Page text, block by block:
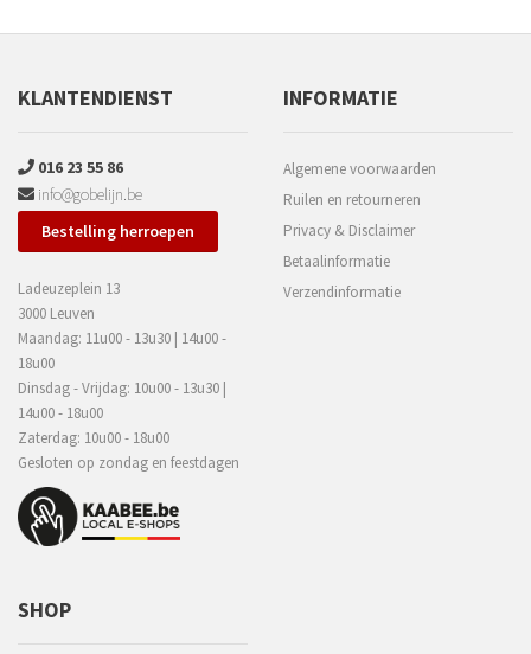
KLANTENDIENST
016 23 55 86
info@gobelijn.be
Bestelling herroepen
Ladeuzeplein 13
3000 Leuven
Maandag: 11u00 - 13u30 | 14u00 -
18u00
Dinsdag - Vrijdag: 10u00 - 13u30 |
14u00 - 18u00
Zaterdag: 10u00 - 18u00
Gesloten op zondag en feestdagen
INFORMATIE
Algemene voorwaarden
Ruilen en retourneren
Privacy & Disclaimer
Betaalinformatie
Verzendinformatie
SHOP